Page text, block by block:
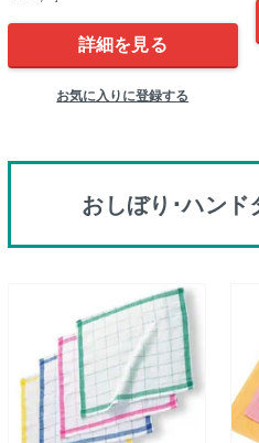
詳細を見る
お気に入りに登録する
おしぼり･ハン